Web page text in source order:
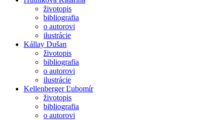
životopis
bibliografia
o autorovi
ilustrácie
Kállay Dušan
životopis
bibliografia
o autorovi
ilustrácie
Kellenberger Ľubomír
životopis
bibliografia
o autorovi